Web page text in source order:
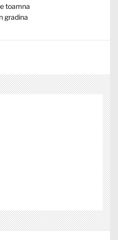
toamna
gradina